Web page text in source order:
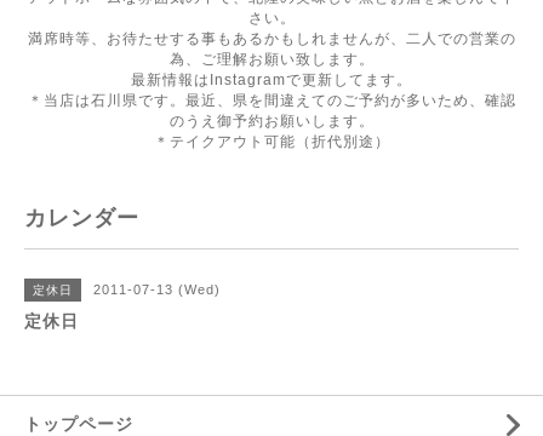
さい。
満席時等、お待たせする事もあるかもしれませんが、二人での営業の
為、ご理解お願い致します。
最新情報はInstagramで更新してます。
＊当店は石川県です。最近、県を間違えてのご予約が多いため、確認
のうえ御予約お願いします。
＊テイクアウト可能（折代別途）
カレンダー
定休日 2011-07-13 (Wed)
定休日
トップページ